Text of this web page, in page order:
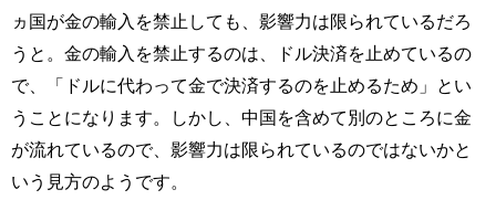
ヵ国が金の輸入を禁止しても、影響力は限られているだろ
うと。金の輸入を禁止するのは、ドル決済を止めているの
で、「ドルに代わって金で決済するのを止めるため」とい
うことになります。しかし、中国を含めて別のところに金
が流れているので、影響力は限られているのではないかと
いう見方のようです。